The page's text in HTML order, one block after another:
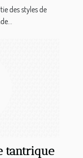
des styles de
tantrique